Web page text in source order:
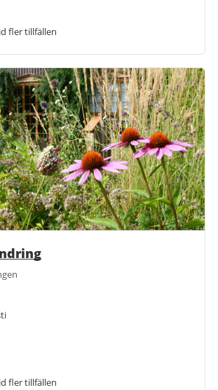
fler tillfällen
fler tillfällen